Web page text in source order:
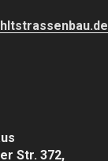
Str. 372,